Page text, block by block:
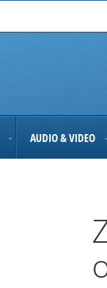
AUDIO & VIDEO